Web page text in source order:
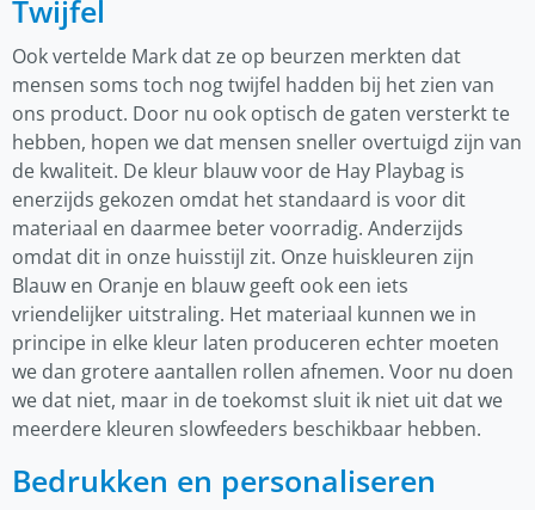
Twijfel
Ook vertelde Mark dat ze op beurzen merkten dat
mensen soms toch nog twijfel hadden bij het zien van
ons product. Door nu ook optisch de gaten versterkt te
hebben, hopen we dat mensen sneller overtuigd zijn van
de kwaliteit. De kleur blauw voor de Hay Playbag is
enerzijds gekozen omdat het standaard is voor dit
materiaal en daarmee beter voorradig. Anderzijds
omdat dit in onze huisstijl zit. Onze huiskleuren zijn
Blauw en Oranje en blauw geeft ook een iets
vriendelijker uitstraling. Het materiaal kunnen we in
principe in elke kleur laten produceren echter moeten
we dan grotere aantallen rollen afnemen. Voor nu doen
we dat niet, maar in de toekomst sluit ik niet uit dat we
meerdere kleuren slowfeeders beschikbaar hebben.
Bedrukken en personaliseren